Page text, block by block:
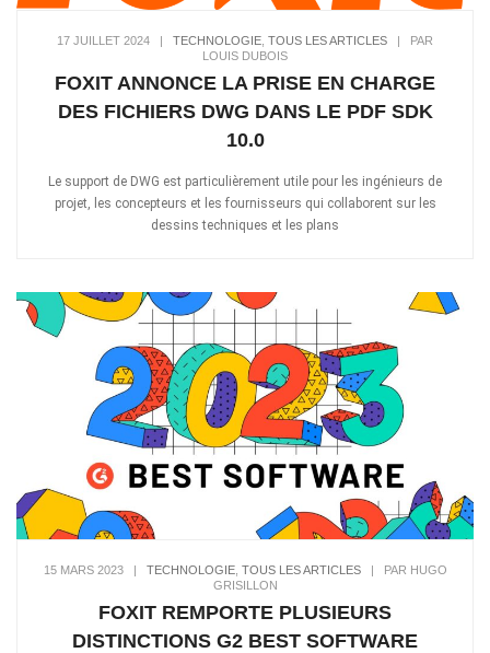
17 JUILLET 2024 | TECHNOLOGIE TOUS LES ARTICLES | PAR
LOUIS DUBOIS
FOXIT ANNONCE LA PRISE EN CHARGE
DES FICHIERS DWG DANS LE PDF SDK
10.0
Le support de DWG est particulièrement utile pour les ingénieurs de
projet, les concepteurs et les fournisseurs qui collaborent sur les
dessins techniques et les plans
15 MARS 2023| TECHNOLOGIE, TOUS LES ARTICLES|
PAR HUGO
GRISILLON
FOXIT REMPORTE PLUSIEURS
DISTINCTIONS G2 BEST SOFTWARE